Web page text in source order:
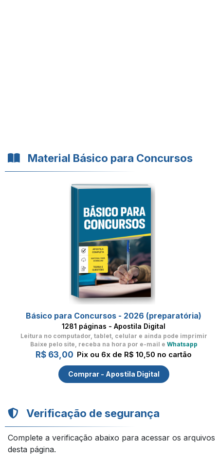
Material Básico para Concursos
Básico para Concursos - 2026 (preparatória)
1281 páginas - Apostila Digital
Leitura no computador, tablet, celular e ainda pode imprimir
Baixe pelo site, receba na hora por e-mail e Whatsapp
R$ 63,00 Pix ou 6x de R$ 10,50 no cartão
Comprar - Apostila Digital
Verificação de segurança
Complete a verificação abaixo para acessar os arquivos
desta página.